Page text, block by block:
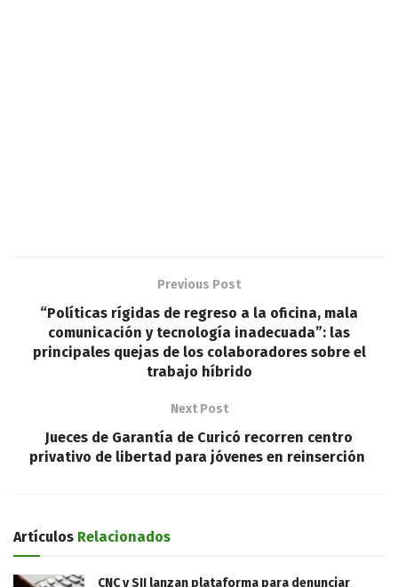
Previous Post
“Políticas rígidas de regreso a la oficina, mala
comunicación y tecnología inadecuada”: las
principales quejas de los colaboradores sobre el
trabajo híbrido
Next Post
Jueces de Garantía de Curicó recorren centro
privativo de libertad para jóvenes en reinserción
Artículos Relacionados
CNC y SII lanzan plataforma para denunciar